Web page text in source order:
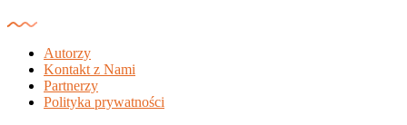
Autorzy
Kontakt z Nami
Partnerzy
Polityka prywatności